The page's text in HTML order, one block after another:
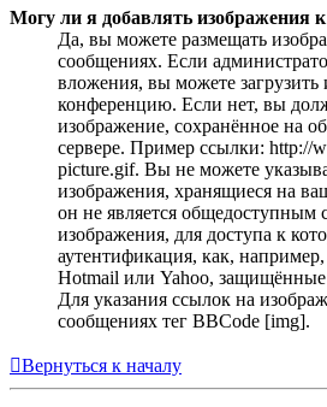
Могу ли я добавлять изображения
Да, вы можете размещать
сообщениях. Если
вложения, вы можете загрузить
конференцию. Если нет, вы
изображение, сохранённое на
сервере. Пример ссылки: http://
picture.gif. Вы не можете
изображения, хранящиеся на
он не является общедоступным
изображения, для доступа к
аутентификация, как,
Hotmail или Yahoo,
Для указания ссылок на
сообщениях тег BBCode [img].
Вернуться к началу